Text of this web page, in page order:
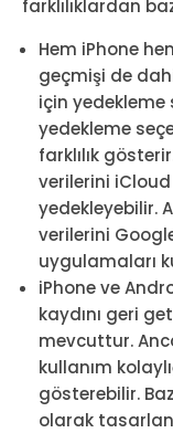
farklılıklardan
Hem iPhone
geçmişi de
için yedekleme
yedekleme
farklılık
verilerini
yedekleyebilir.
verilerini
uygulamaları
iPhone ve
kaydını geri
mevcuttur.
kullanım
gösterebilir.
olarak